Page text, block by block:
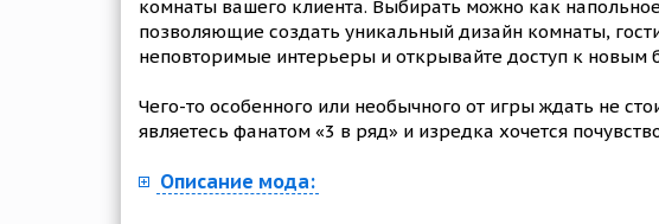
комнаты вашего клиента. Выбирать можно как
позволяющие создать уникальный дизайн комнаты,
неповторимые интерьеры и открывайте доступ к новым
Чего-то особенного или необычного от игры ждать не
являетесь фанатом «3 в ряд» и изредка хочется
Описание мода: